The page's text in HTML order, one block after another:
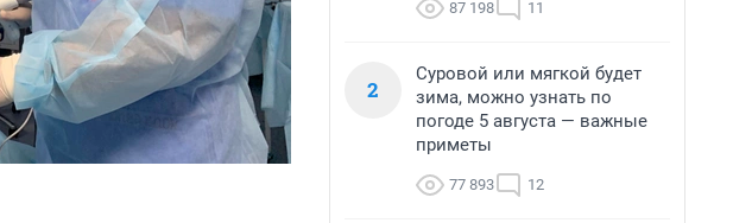
87 198 11
2
Суровой или мягкой будет
зима, можно узнать по
погоде 5 августа — важные
приметы
77 893 12